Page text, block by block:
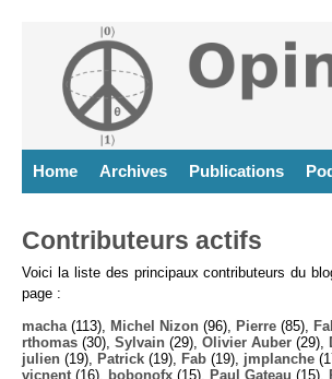
Home Archives Publications
Contributeurs actifs
Voici la liste des principaux contributeurs du
page :
macha (113), Michel Nizon (96), Pierre (85),
rthomas (30), Sylvain (29), Olivier Auber (29),
julien (19), Patrick (19), Fab (19), jmplanche
vicnent (16), bobonofx (15), Paul Gateau (15),